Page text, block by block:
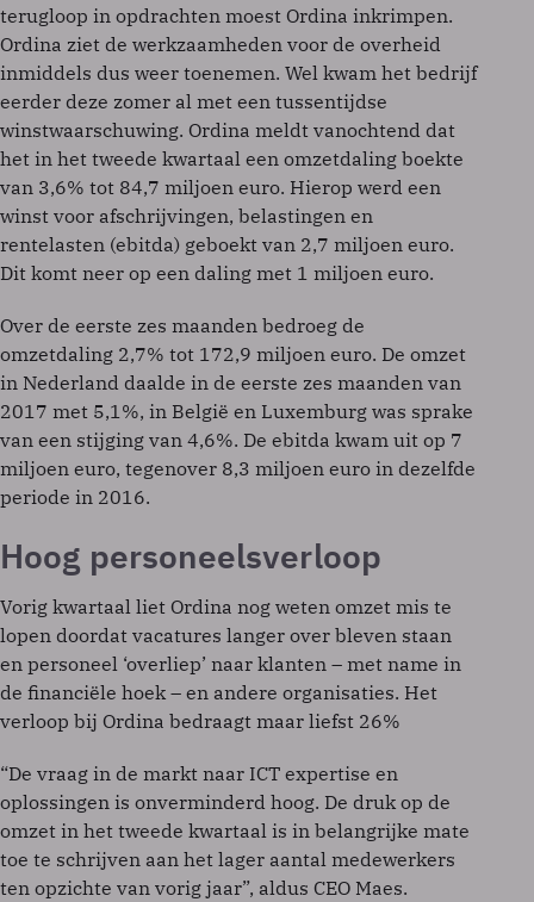
terugloop in opdrachten moest Ordina inkrimpen.
Ordina ziet de werkzaamheden voor de overheid
inmiddels dus weer toenemen. Wel kwam het bedrijf
eerder deze zomer al met een tussentijdse
winstwaarschuwing. Ordina meldt vanochtend dat
het in het tweede kwartaal een omzetdaling boekte
van 3,6% tot 84,7 miljoen euro. Hierop werd een
winst voor afschrijvingen, belastingen en
rentelasten (ebitda) geboekt van 2,7 miljoen euro.
Dit komt neer op een daling met 1 miljoen euro.
Over de eerste zes maanden bedroeg de
omzetdaling 2,7% tot 172,9 miljoen euro. De omzet
in Nederland daalde in de eerste zes maanden van
2017 met 5,1%, in België en Luxemburg was sprake
van een stijging van 4,6%. De ebitda kwam uit op 7
miljoen euro, tegenover 8,3 miljoen euro in dezelfde
periode in 2016.
Hoog personeelsverloop
Vorig kwartaal liet Ordina nog weten omzet mis te
lopen doordat vacatures langer over bleven staan
en personeel ‘overliep’ naar klanten – met name in
de financiële hoek – en andere organisaties. Het
verloop bij Ordina bedraagt maar liefst 26%
“De vraag in de markt naar ICT expertise en
oplossingen is onverminderd hoog. De druk op de
omzet in het tweede kwartaal is in belangrijke mate
toe te schrijven aan het lager aantal medewerkers
ten opzichte van vorig jaar”, aldus CEO Maes.